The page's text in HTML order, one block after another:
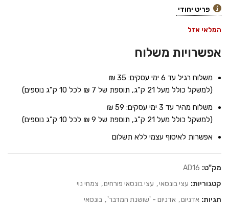
פריט יחודי
המלאי אזל
אפשרויות משלוח
משלוח רגיל עד 6 ימי עסקים: 35 ₪
(למשקל כולל מעל 21 ק"ג, תוספת של 7 ₪ לכל 10 ק"ג נוספים)
משלוח מהיר עד 3 ימי עסקים: 59 ₪
(למשקל כולל מעל 21 ק"ג, תוספת של 9 ₪ לכל 10 ק"ג נוספים)
אפשרות לאיסוף עצמי ללא תשלום
מק"ט: AD16
קטגוריות: עצי בונסאי, עצי בונסאי פורחים, צמחי נוי
תגיות: אדניום, אדניום - 'שושנת המדבר', בונסאי